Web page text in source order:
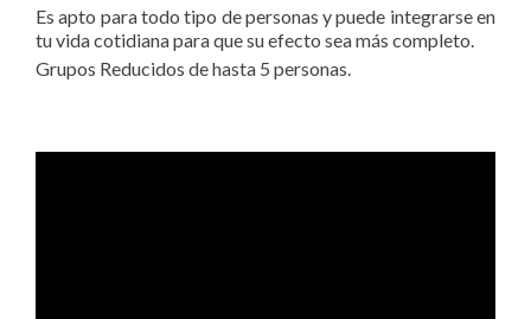
Es apto para todo tipo de personas y puede integrarse en
tu vida cotidiana para que su efecto sea más completo.
Grupos Reducidos de hasta 5 personas.